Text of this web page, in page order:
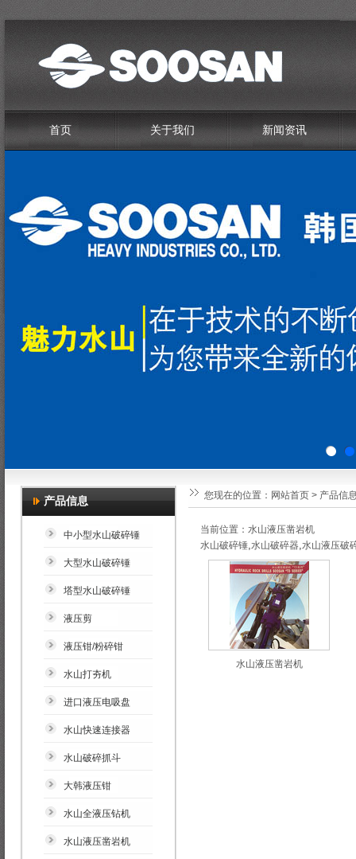
首页 关于我们 新闻资讯
产品信息
中小型水山破碎锤
大型水山破碎锤
塔型水山破碎锤
液压剪
液压钳/粉碎钳
水山打夯机
进口液压电吸盘
水山快速连接器
水山破碎抓斗
大韩液压钳
水山全液压钻机
水山液压凿岩机
您现在的位置： 网站首页 > 产品信
当前位置：水山液压凿岩机
水山破碎锤,水山破碎器,水山液压破
水山液压凿岩机